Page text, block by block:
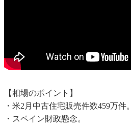
【相場のポイント】
・米2月中古住宅販売件数459万件。
・スペイン財政懸念。